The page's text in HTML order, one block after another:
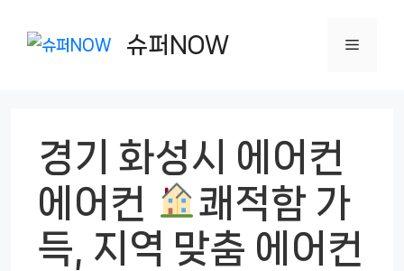
슈퍼NOW 메
경기 화성시 에어컨
에어컨
쾌적함 가
득, 지역 맞춤 에어컨